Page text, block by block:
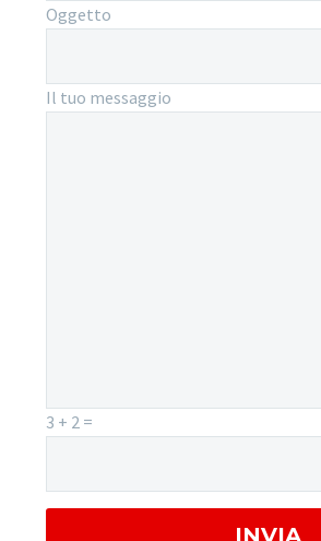
Oggetto
Il tuo messaggio
3 + 2 =